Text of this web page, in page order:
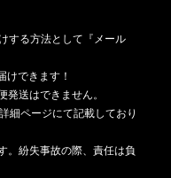
する方法として『メール
けできます！
送はできません。
細ページにて記載しており
。紛失事故の際、責任は負